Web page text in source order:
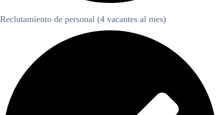
Reclutamiento de personal (4 vacantes al mes)